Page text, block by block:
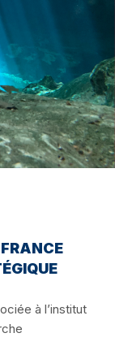
à l’institut